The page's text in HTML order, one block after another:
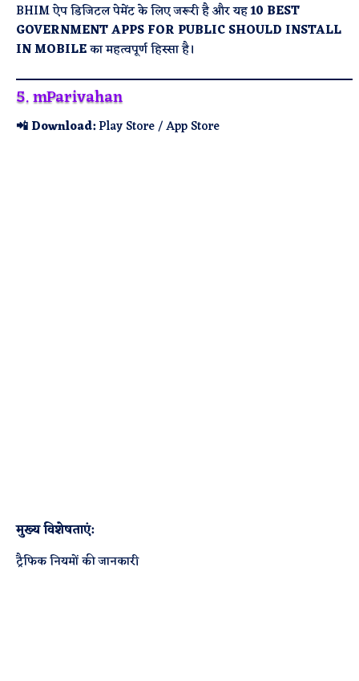
BHIM ऐप डिजिटल पेमेंट के लिए जरूरी है और यह10 BEST
GOVERNMENT APPS FOR PUBLIC SHOULD INSTALL
IN MOBILEका महत्वपूर्ण हिस्सा है।
5. mParivahan
📲 Download:Play Store / App Store
मुख्य विशेषताएं:
ट्रैफिक नियमों की जानकारी